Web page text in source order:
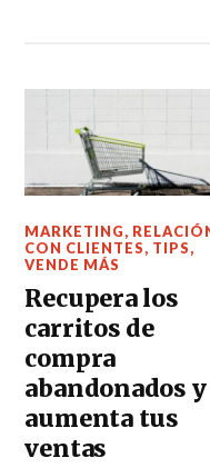
MARKETING,
CON CLIENTES, TIPS,
VENDE MÁS
Recupera los
carritos de
compra
abandonados y
aumenta tus
ventas